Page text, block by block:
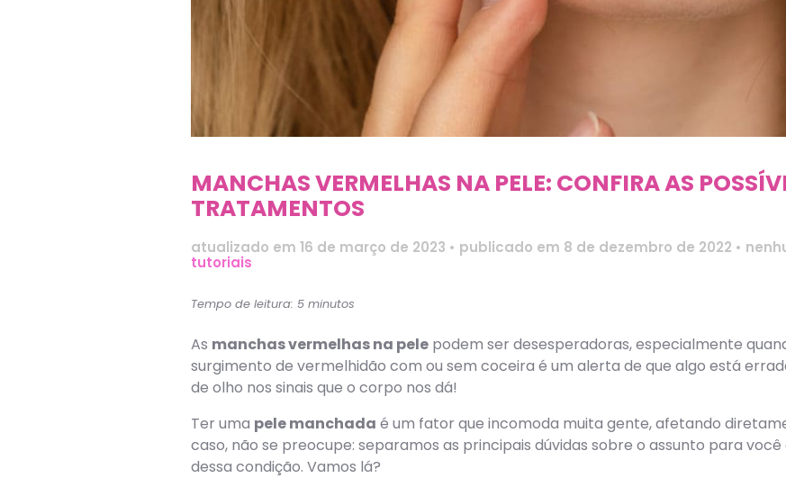
MANCHAS VERMELHAS NA PELE: CONFIRA AS
TRATAMENTOS
atualizado em 16 de março de 2023 • publicado em 8 de dezembro de 2022 •
tutoriais
Tempo de leitura: 5 minutos
As manchas vermelhas na pele podem ser desesperadoras, especialmente
surgimento de vermelhidão com ou sem coceira é um alerta de que algo está
de olho nos sinais que o corpo nos dá!
Ter uma pele manchada é um fator que incomoda muita gente, afetando
caso, não se preocupe: separamos as principais dúvidas sobre o assunto para
dessa condição. Vamos lá?